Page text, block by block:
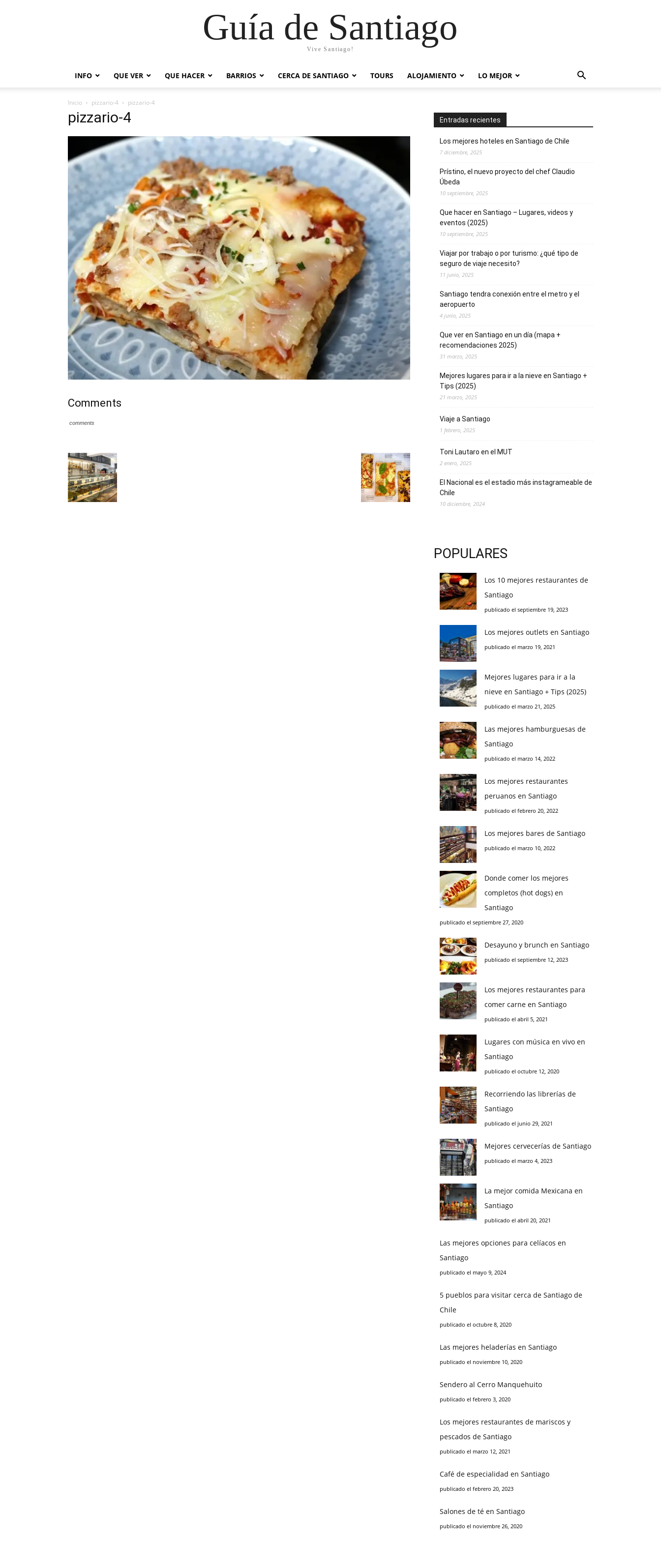
Guía de Santiago
Vive Santiago!
INFO QUE VER QUE HACER BARRIOS CERCA DE SANTIAGO TOURS ALOJAMIENTO LO MEJOR
Inicio pizzario-4 pizzario-4
pizzario-4
Comments
comments
Entradas recientes
Los mejores hoteles en Santiago de Chile
7 diciembre, 2025
Prístino, el nuevo proyecto del chef Claudio
Úbeda
10 septiembre, 2025
Que hacer en Santiago – Lugares, videos y
eventos (2025)
10 septiembre, 2025
Viajar por trabajo o por turismo: ¿qué tipo de
seguro de viaje necesito?
11 junio, 2025
Santiago tendra conexión entre el metro y el
aeropuerto
4 junio, 2025
Que ver en Santiago en un día (mapa +
recomendaciones 2025)
31 marzo, 2025
Mejores lugares para ir a la nieve en Santiago +
Tips (2025)
21 marzo, 2025
Viaje a Santiago
1 febrero, 2025
Toni Lautaro en el MUT
2 enero, 2025
El Nacional es el estadio más instagrameable de
Chile
10 diciembre, 2024
POPULARES
Los 10 mejores restaurantes de
Santiago
publicado el septiembre 19, 2023
Los mejores outlets en Santiago
publicado el marzo 19, 2021
Mejores lugares para ir a la
nieve en Santiago + Tips (2025)
publicado el marzo 21, 2025
Las mejores hamburguesas de
Santiago
publicado el marzo 14, 2022
Los mejores restaurantes
peruanos en Santiago
publicado el febrero 20, 2022
Los mejores bares de Santiago
publicado el marzo 10, 2022
Donde comer los mejores
completos (hot dogs) en
Santiago
publicado el septiembre 27, 2020
Desayuno y brunch en Santiago
publicado el septiembre 12, 2023
Los mejores restaurantes para
comer carne en Santiago
publicado el abril 5, 2021
Lugares con música en vivo en
Santiago
publicado el octubre 12, 2020
Recorriendo las librerías de
Santiago
publicado el junio 29, 2021
Mejores cervecerías de Santiago
publicado el marzo 4, 2023
La mejor comida Mexicana en
Santiago
publicado el abril 20, 2021
Las mejores opciones para celíacos en
Santiago
publicado el mayo 9, 2024
5 pueblos para visitar cerca de Santiago de
Chile
publicado el octubre 8, 2020
Las mejores heladerías en Santiago
publicado el noviembre 10, 2020
Sendero al Cerro Manquehuito
publicado el febrero 3, 2020
Los mejores restaurantes de mariscos y
pescados de Santiago
publicado el marzo 12, 2021
Café de especialidad en Santiago
publicado el febrero 20, 2023
Salones de té en Santiago
publicado el noviembre 26, 2020